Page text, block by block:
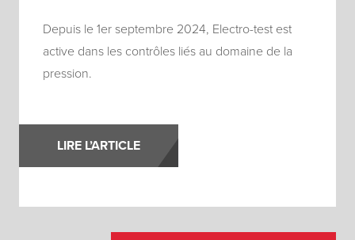
Depuis le 1er septembre 2024, Electro-test est
active dans les contrôles liés au domaine de la
pression.
LIRE L’ARTICLE